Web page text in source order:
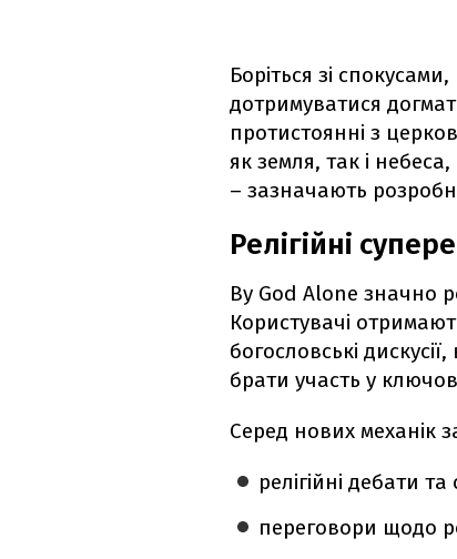
Боріться зі
дотримуватися
протистоянні з
як земля, так і небеса,
– зазначають
Релігійні
By God Alone значно
Користувачі
богословські
брати участь у
Серед нових механік
релігійні дебати
переговори щодо